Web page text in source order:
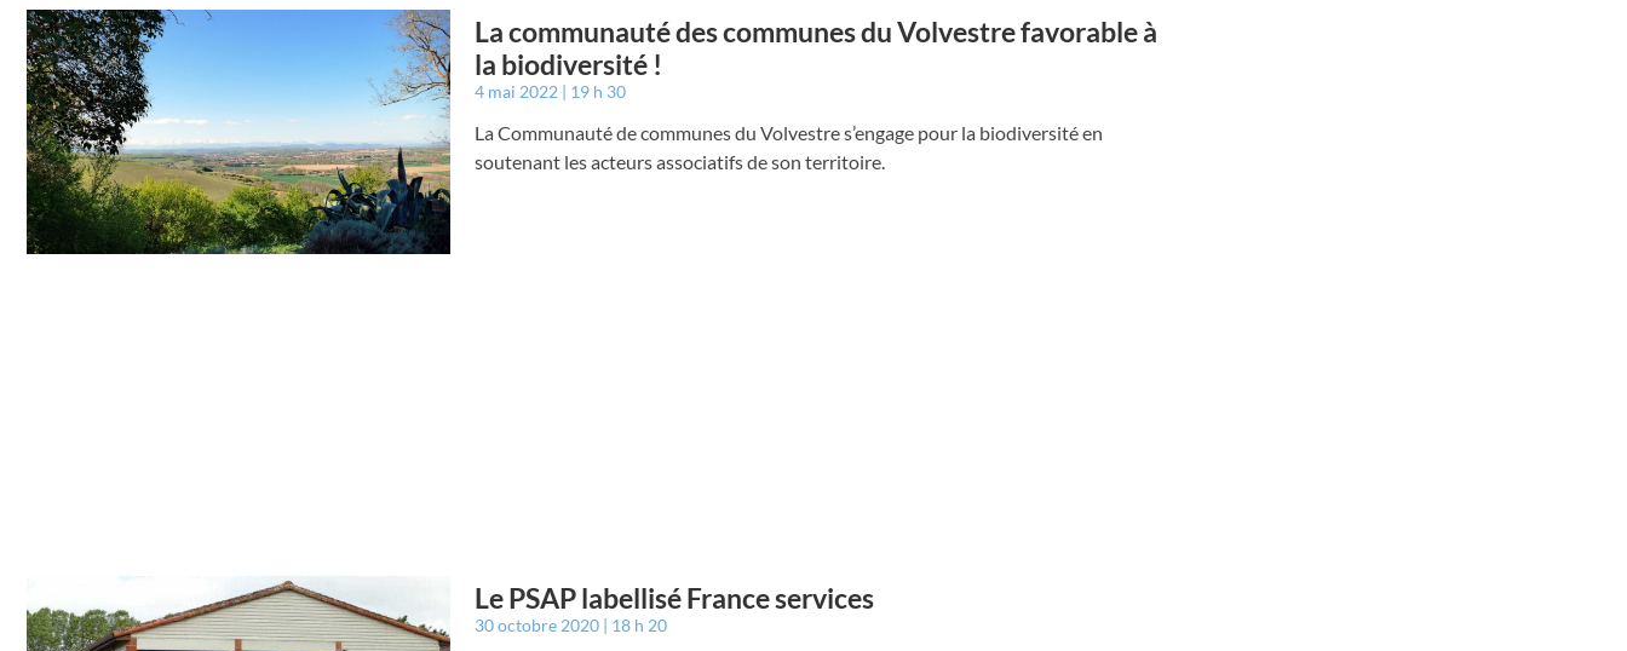
La communauté des communes du Volvestre favorable à
la biodiversité !
4 mai 2022 19 h 30
La Communauté de communes du Volvestre s’engage pour la biodiversité en
soutenant les acteurs associatifs de son territoire.
Le PSAP labellisé France services
30 octobre 2020 18 h 20